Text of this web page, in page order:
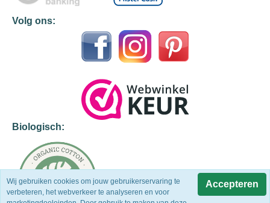
Volg ons:
Biologisch:
Wij gebruiken cookies om jouw gebruikerservaring te
verbeteren, het webverkeer te analyseren en voor
Accepteren